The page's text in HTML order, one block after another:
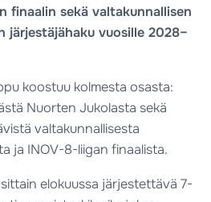
finaalin sekä valtakunnallisen
järjestäjähaku vuosille 2028–
koostuu kolmesta osasta:
Nuorten Jukolasta sekä
valtakunnallisesta
ja INOV-8-liigan finaalista.
elokuussa järjestettävä 7-